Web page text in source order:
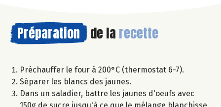
Préparation de la recette
Préchauffer le four à 200°C (thermostat 6-7).
Séparer les blancs des jaunes.
Dans un saladier, battre les jaunes d'oeufs avec